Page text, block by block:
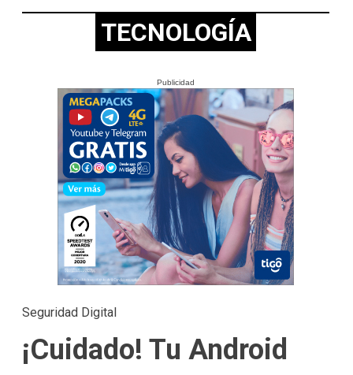
TECNOLOGÍA
Publicidad
Seguridad Digital
¡Cuidado! Tu Android